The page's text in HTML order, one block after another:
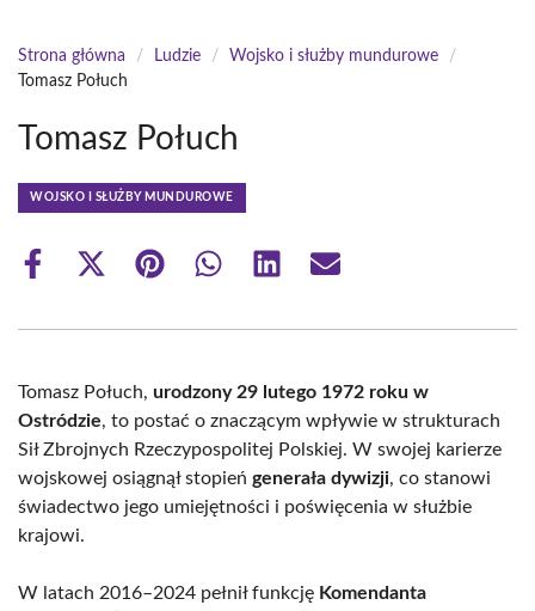
Strona główna / Ludzie / Wojsko i służby mundurowe
/
Tomasz Połuch
Tomasz Połuch
WOJSKO I SŁUŻBY MUNDUROWE
Share
Share
(Twitter)
Share Share Share Share
Tomasz Połuch, urodzony 29 lutego 1972 roku w
Ostródzie, to postać o znaczącym wpływie w strukturach
Sił Zbrojnych Rzeczypospolitej Polskiej. W swojej karierze
wojskowej osiągnął stopień generała dywizji, co stanowi
świadectwo jego umiejętności i poświęcenia w służbie
krajowi.
W latach 2016–2024 pełnił funkcję Komendanta